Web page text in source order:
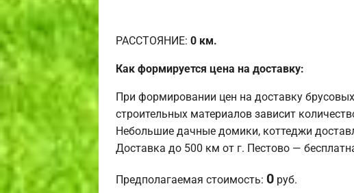
РАССТОЯНИЕ: 0 км.
Как формируется цена на доставку:
При формировании цен на доставку
строительных материалов зависит
Небольшие дачные домики, коттеджи
Доставка до 500 км от г. Пестово —
Предполагаемая стоимость: 0 руб.